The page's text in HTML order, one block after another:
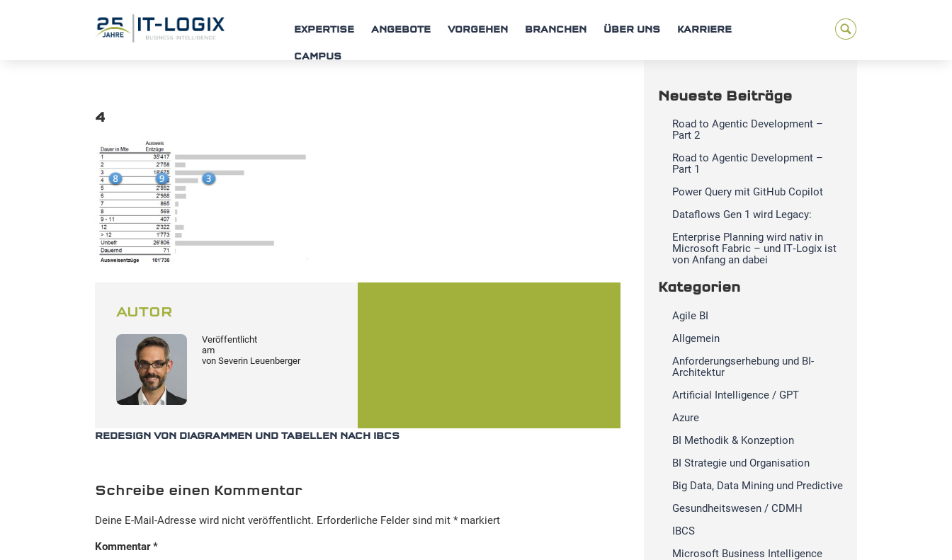
EXPERTISE ANGEBOTE VORGEHEN BRANCHEN ÜBER UNS KARRIERE
CAMPUS
4
AUTOR
Veröffentlicht
am
vonSeverin Leuenberger
REDESIGN VON DIAGRAMMEN UND TABELLEN NACH IBCS
Schreibe einen Kommentar
Deine E-Mail-Adresse wird nicht veröffentlicht. Erforderliche Felder sind mit* markiert
Kommentar*
Neueste Beiträge
Road to Agentic Development –
Part 2
Road to Agentic Development –
Part 1
Power Query mit GitHub Copilot
Dataflows Gen 1 wird Legacy:
Enterprise Planning wird nativ in
Microsoft Fabric – und IT‑Logix ist
von Anfang an dabei
Kategorien
Agile BI
Allgemein
Anforderungserhebung und BI-
Architektur
Artificial Intelligence / GPT
Azure
BI Methodik & Konzeption
BI Strategie und Organisation
Big Data, Data Mining und Predictive
Gesundheitswesen / CDMH
IBCS
Microsoft Business Intelligence